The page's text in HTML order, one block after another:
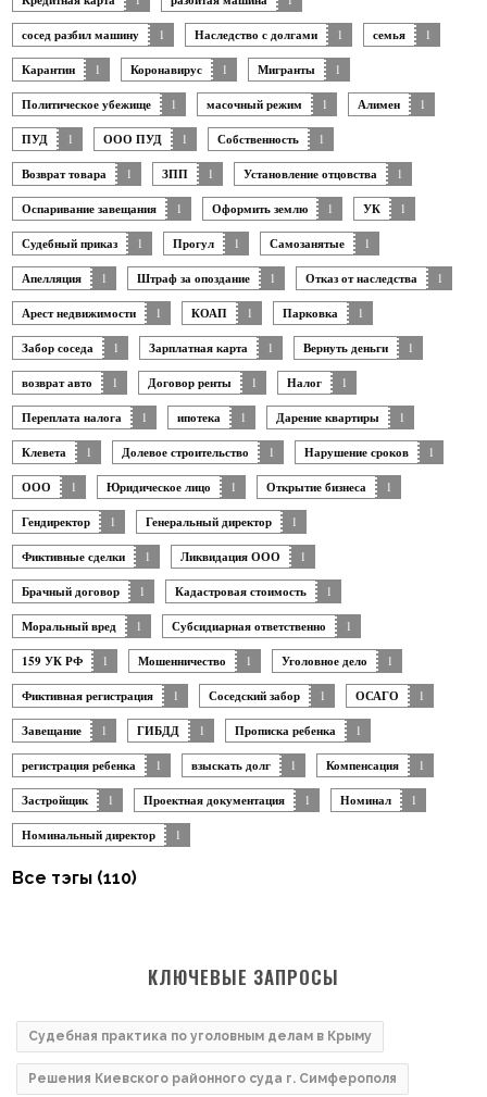
сосед разбил машину 1 Наследство с долгами 1 семья 1
Карантин 1 Коронавирус 1 Мигранты 1
Политическое убежище 1 масочный режим 1 Алимен 1
ПУД 1 ООО ПУД 1 Собственность 1
Возврат товара 1 ЗПП 1 Установление отцовства 1
Оспаривание завещания 1 Оформить землю 1 УК 1
Судебный приказ 1 Прогул 1 Самозанятые 1
Апелляция 1 Штраф за опоздание 1 Отказ от наследства 1
Арест недвижимости 1 КОАП 1 Парковка 1
Забор соседа 1 Зарплатная карта 1 Вернуть деньги 1
возврат авто 1 Договор ренты 1 Налог 1
Переплата налога 1 ипотека 1 Дарение квартиры 1
Клевета 1 Долевое строительство 1 Нарушение сроков 1
ООО 1 Юридическое лицо 1 Открытие бизнеса 1
Гендиректор 1 Генеральный директор 1
Фиктивные сделки 1 Ликвидация ООО 1
Брачный договор 1 Кадастровая стоимость 1
Моральный вред 1 Субсидиарная ответственно 1
159 УК РФ 1 Мошенничество 1 Уголовное дело 1
Фиктивная регистрация 1 Соседский забор 1 ОСАГО 1
Завещание 1 ГИБДД 1 Прописка ребенка 1
регистрация ребенка 1 взыскать долг 1 Компенсация 1
Застройщик 1 Проектная документация 1 Номинал 1
Номинальный директор 1
Все тэгы (110)
КЛЮЧЕВЫЕ ЗАПРОСЫ
Судебная практика по уголовным делам в Крыму
Решения Киевского районного суда г. Симферополя